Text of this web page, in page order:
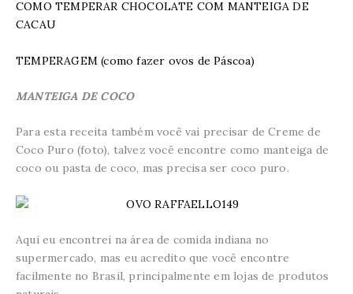
COMO TEMPERAR CHOCOLATE COM MANTEIGA DE
CACAU
TEMPERAGEM (como fazer ovos de Páscoa)
MANTEIGA DE COCO
Para esta receita também você vai precisar de Creme de
Coco Puro (foto), talvez você encontre como manteiga de
coco ou pasta de coco, mas precisa ser coco puro.
Aqui eu encontrei na área de comida indiana no
supermercado, mas eu acredito que você encontre
facilmente no Brasil, principalmente em lojas de produtos